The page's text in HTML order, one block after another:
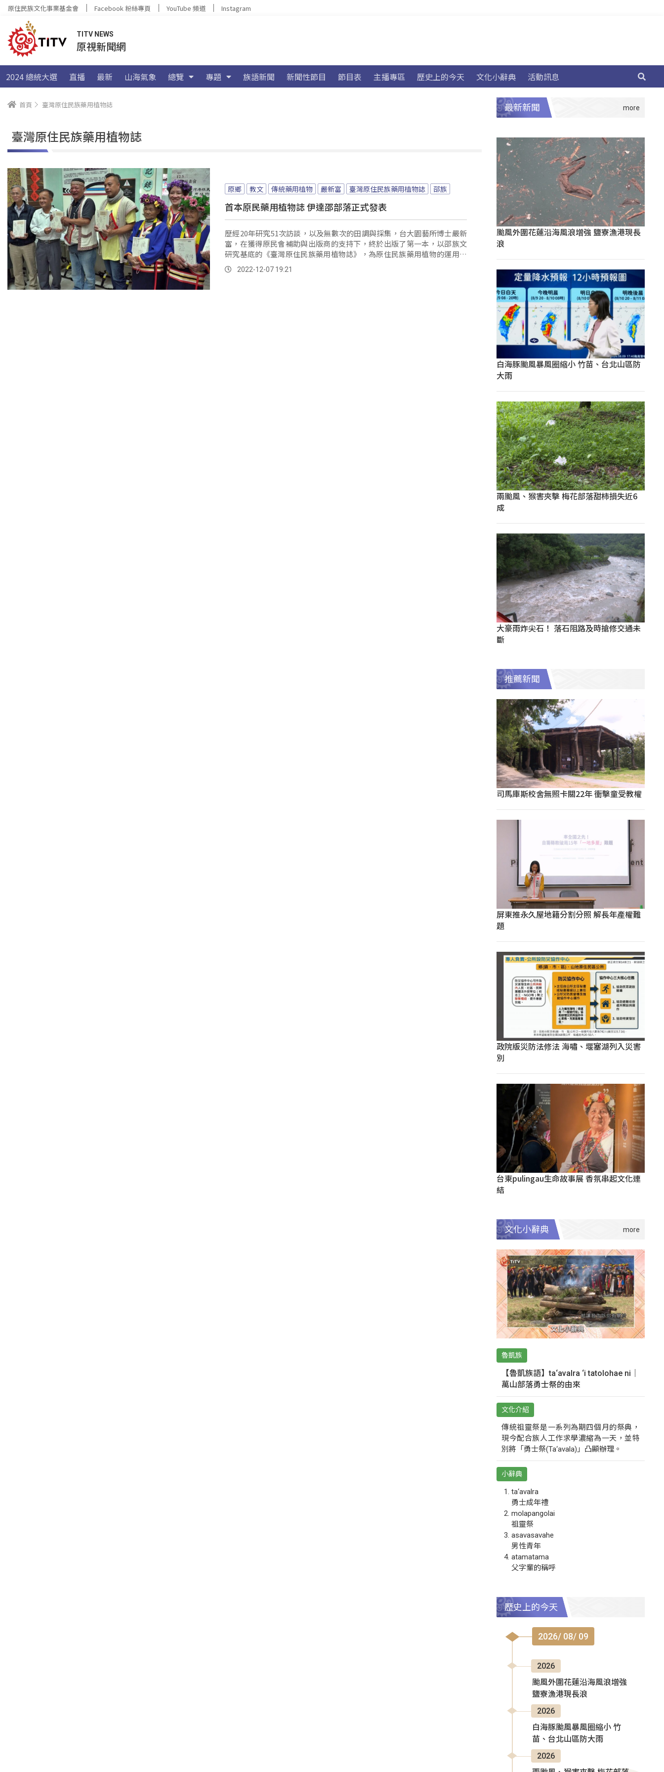
原住民族文化事業基金會 Facebook 粉絲專頁 YouTube 頻道 Instagram
TITV NEWS
原視新聞網
2024 總統大選 直播 最新 山海氣象 總覽 專題 族語新聞 新聞性節目 節目表 主播專區 歷史上的今天 文化小辭典 活動訊息
首頁 臺灣原住民族藥用植物誌
臺灣原住民族藥用植物誌
原鄉 教文 傳統藥用植物 嚴新富 臺灣原住民族藥用植物誌 邵族
首本原民藥用植物誌 伊達邵部落正式發表
歷經20年研究51次訪談，以及無數次的田調與採集，台大園藝所博士嚴新
富，在獲得原民會補助與出版商的支持下，終於出版了第一本，以邵族文
研究基底的《臺灣原住民族藥用植物誌》，為原住民族藥用植物的運用與
發展...。2022-12-07 19:21
最新新聞
颱風外圍花蓮沿海風浪增強 鹽寮漁港現長
浪
白海豚颱風暴風圈縮小 竹苗、台北山區防
大雨
兩颱風、猴害夾擊 梅花部落甜柿損失近6
成
大豪雨炸尖石！ 落石阻路及時搶修交通未
斷
推薦新聞
司馬庫斯校舍無照卡關22年 衝擊童受教權
屏東推永久屋地籍分割分照 解長年產權難
題
政院版災防法修法 海嘯、堰塞湖列入災害
別
台東pulingau生命故事展 香氛串起文化連
結
文化小辭典
魯凱族
【魯凱族語】ta‘avalra ‘i tatolohae ni｜
萬山部落勇士祭的由來
文化介紹
傳統祖靈祭是一系列為期四個月的祭典，
現今配合族人工作求學濃縮為一天，並特
別將「勇士祭(Ta‘avala)」凸顯辦理。
小辭典
ta‘avalra
勇士成年禮
molapangolai
祖靈祭
asavasavahe
男性青年
atamatama
父字輩的稱呼
歷史上的今天
2026/ 08/ 09
2026
颱風外圍花蓮沿海風浪增強
鹽寮漁港現長浪
2026
白海豚颱風暴風圈縮小 竹
苗、台北山區防大雨
2026